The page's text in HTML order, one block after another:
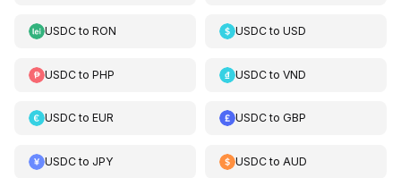
USDCto RON USDCtoUSD
USDCto PHP USDCtoVND
USDCto EUR USDCtoGBP
USDCto JPY USDCto AUD